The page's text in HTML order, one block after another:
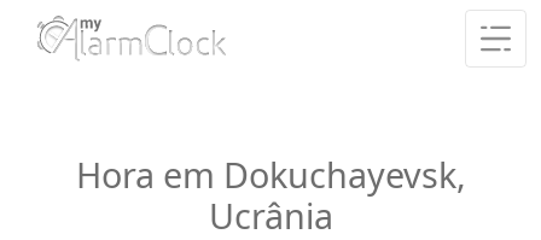
Hora em Dokuchayevsk,
Ucrânia